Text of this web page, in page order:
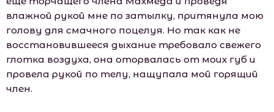
влажной рукой мне по затылку, притянула мою
голову для смачного поцелуя. Но так как не
восстановившееся дыхание требовало свежего
глотка воздуха, она оторвалась от моих губ и
провела рукой по телу, нащупала мой горящий
член.